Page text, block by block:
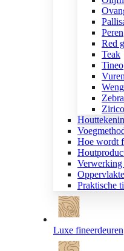
Peren
Red
Teak
Tineo
Vuren
Hoe wordt
Verwerking
Praktische
Luxe fineerdeuren